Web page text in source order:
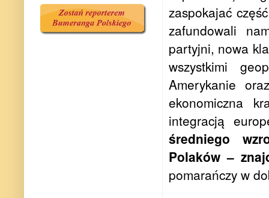
zaspokajać
zafundowali
partyjni, nowa
wszystkimi
Amerykanie
ekonomiczna
integracją
średniego
Polaków –
pomarańczy w